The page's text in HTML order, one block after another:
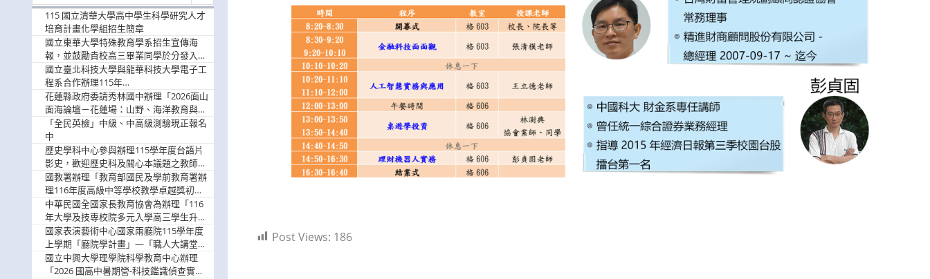
Post Views: 186
115 國立清華大學高中學生科學研究人才
培育計畫化學組招生簡章
國立東華大學特殊教育學系招生宣傳海
報，並鼓勵貴校高三畢業同學於分發入學
階段踴躍選填。
國立臺北科技大學與龍華科技大學電子工
程系合作辦理115年
「115.08.10~08.12「AI賦能應用於智慧半
導體研習營」，歡迎學生踴躍報名參加
花蓮縣政府委請秀林國中辦理「2026面山
面海論壇－花蓮場：山野、海洋教育與戶
外安全實務課程」，歡迎踴躍報名參加
「全民英檢」中級、中高級測驗現正報名
中
歷史學科中心參與辦理115學年度台語片
影史，歡迎歷史科及關心本議題之教師踴
躍報名參加
國教署辦理「教育部國民及學前教育署辦
理116年度高級中等學校教學卓越獎初選
實施計畫」，鼓勵教師踴躍報名
中華民國全國家長教育協會為辦理「116
年大學及技專校院多元入學高三學生升學
輔導家長說明會」
國家表演藝術中心國家兩廳院115學年度
上學期「廳院學計畫」—「職人大講堂」
及「一日體驗課程」，鼓勵踴躍報名參
與。
國立中興大學理學院科學教育中心辦理
「2026 國高中暑期營-科技鑑識偵查實戰